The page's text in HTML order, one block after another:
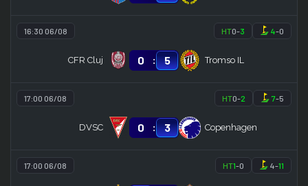
16:30 06/08 HT0-3 4-0
CFR Cluj 0 : 5 Tromso IL
17:00 06/08 HT0-2 7-5
DVSC 0 : 3 Copenhagen
17:00 06/08 HT1-0 4-11